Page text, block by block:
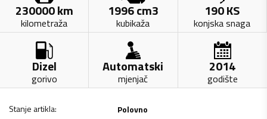
230000km
kilometraža
1996cm3
kubikaža
190KS
konjska snaga
Dizel
gorivo
Automatski
mjenjač
2014
godište
Stanje artikla:
Polovno